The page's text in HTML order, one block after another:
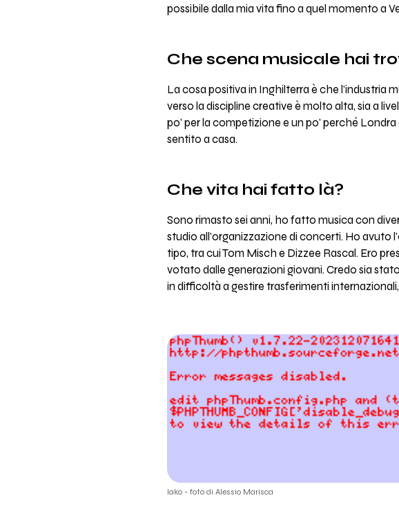
possibile dalla mia vita fino a quel momento a
Che scena musicale hai
La cosa positiva in Inghilterra è che l'industria
verso la discipline creative è molto alta, sia a
po' per la competizione e un po' perché
sentito a casa.
Che vita hai fatto là?
Sono rimasto sei anni, ho fatto musica con
studio all'organizzazione di concerti. Ho avuto
tipo, tra cui Tom Misch e Dizzee Rascal. Ero
votato dalle generazioni giovani. Credo sia
in difficoltà a gestire trasferimenti
Iako - foto di Alessio Marisca